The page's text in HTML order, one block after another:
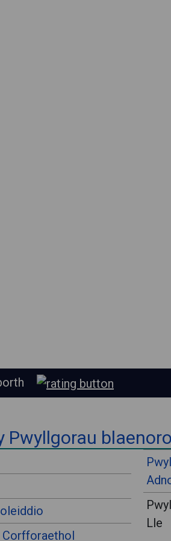
Pwyllgorau
Corfforaethol
Lle